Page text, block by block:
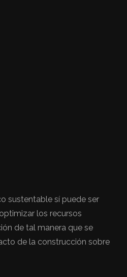
sustentable sí puede ser
los recursos
de tal manera que se
de la construcción sobre